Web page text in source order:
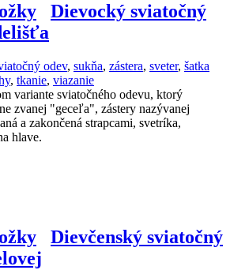
Dievocký sviatočný
odev, sukňa, zástera, sveter, šatka
, tkanie, viazanie
variante sviatočného odevu, ktorý
zvanej "geceľa", zástery nazývanej
a zakončená strapcami, svetríka,
hlave.
Dievčenský sviatočný